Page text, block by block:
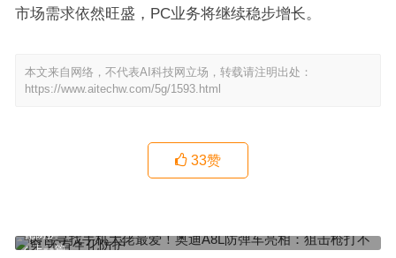
市场需求依然旺盛，PC业务将继续稳步增长。
本文来自网络，不代表AI科技网立场，转载请注明出处：
https://www.aitechw.com/5g/1593.html
33赞
上一篇
化防护
华蜀手机官网台积电5nm客户曝光：今年仅苹果和华为 A14/麒麟